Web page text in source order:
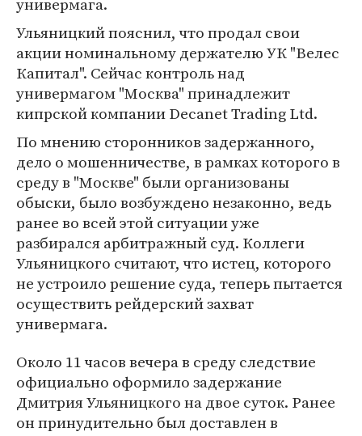
Ульяницкий пояснил, что продал свои
акции номинальному держателю УК "Велес
Капитал". Сейчас контроль над
универмагом "Москва" принадлежит
кипрской компании Decanet Trading Ltd.
По мнению сторонников задержанного,
дело о мошенничестве, в рамках которого в
среду в "Москве" были организованы
обыски, было возбуждено незаконно, ведь
ранее во всей этой ситуации уже
разбирался арбитражный суд. Коллеги
Ульяницкого считают, что истец, которого
не устроило решение суда, теперь пытается
осуществить рейдерский захват
универмага.
Около 11 часов вечера в среду следствие
официально оформило задержание
Дмитрия Ульяницкого на двое суток. Ранее
он принудительно был доставлен в